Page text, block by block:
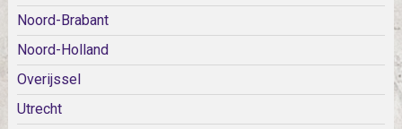
Noord-Brabant
Noord-Holland
Overijssel
Utrecht